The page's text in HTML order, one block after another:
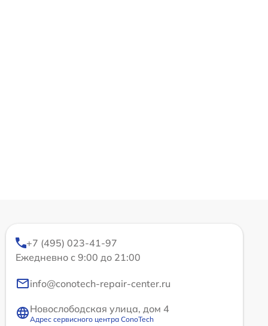
+7 (495) 023-41-97
Ежедневно с 9:00 до 21:00
info@conotech-repair-center.ru
Новослободская улица, дом 4
Адрес сервисного центра ConoTech